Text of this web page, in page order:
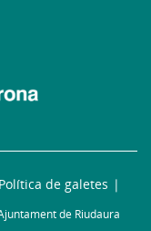
Política de galetes
de Riudaura